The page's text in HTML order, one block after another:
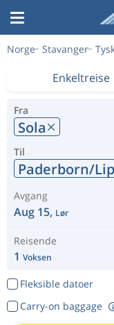
Norge Stavanger
Enkeltreise
Fra
Sola
Til
Paderborn/
Avgang
Aug 15, Lør
Reisende
1 Voksen
Fleksible datoer
Carry-on baggage